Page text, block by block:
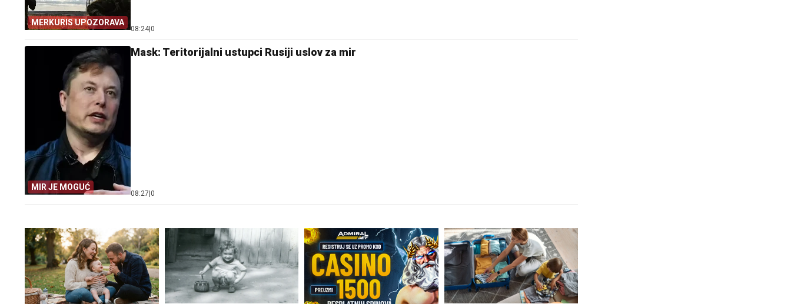
MERKURIS UPOZORAVA
08:24 0
MIR JE MOGUĆ
Mask: Teritorijalni ustupci Rusiji uslov za mir
08:27 0